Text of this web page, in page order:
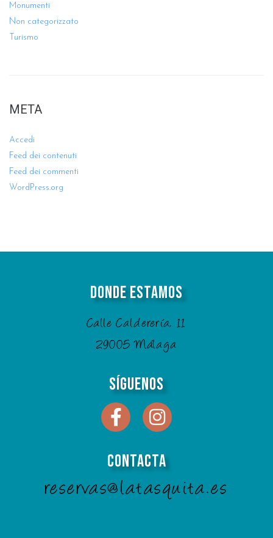
Monumenti
Non categorizzato
Turismo
META
Accedi
Feed dei contenuti
Feed dei commenti
WordPress.org
Donde Estamos
Calle Calderería, 11
29005 Málaga
Síguenos
Contacta
reservas@latasquita.es